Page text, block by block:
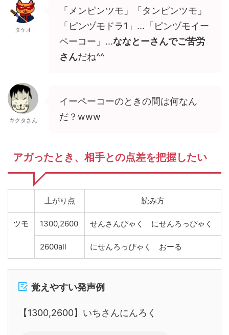
タケオ
「メンピンツモ」「タンピンツモ」
「ピンヅモドラ1」...「ピンヅモイー
ペーコー」...ななとーさんでご苦労
さんだね^^
キクタさん
イーペーコーのときの間は何なん
だ？www
アガったとき、相手との点差を把握したい
上がり点 読み方
ツモ 1300,2600 せんさんびゃく にせんろっぴゃく
2600all にせんろっぴゃく おーる
覚えやすい発声例
【1300,2600】いちさんにんろく